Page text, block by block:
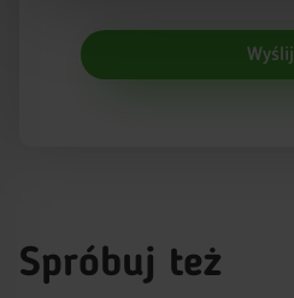
Wyślij
Spróbuj też